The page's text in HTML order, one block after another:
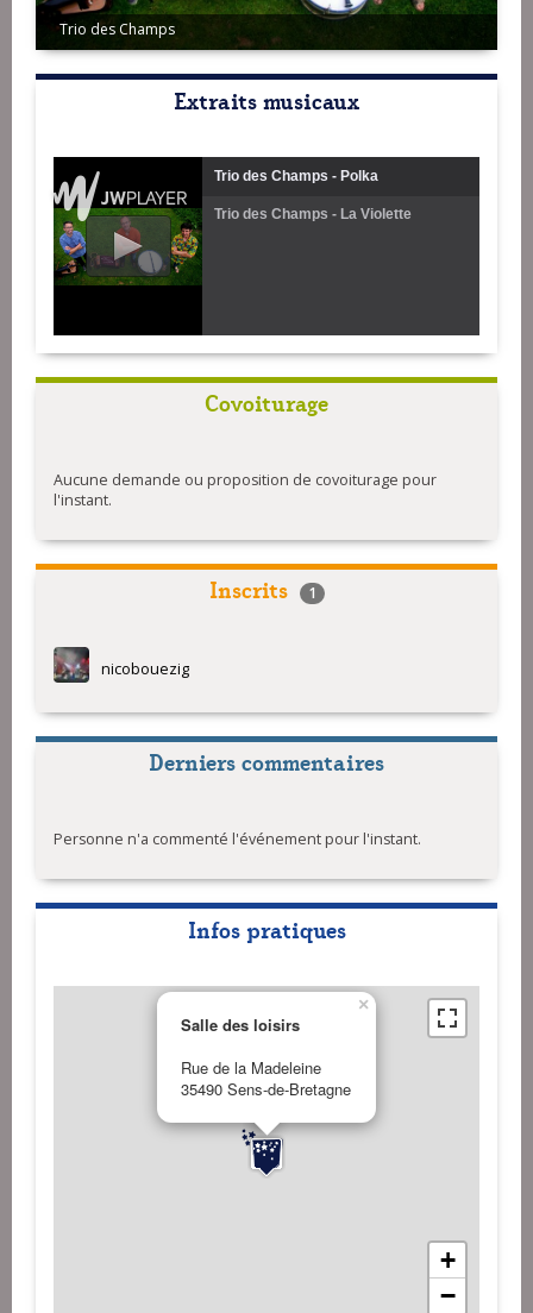
Trio des Champs
Extraits musicaux
Trio des Champs - Polka
Trio des Champs - La Violette
Covoiturage
Aucune demande ou proposition de covoiturage pour
l'instant.
Inscrits 1
nicobouezig
Derniers commentaires
Personne n'a commenté l'événement pour l'instant.
Infos pratiques
Salle des loisirs
Rue de la Madeleine
35490 Sens-de-Bretagne
×
+
−